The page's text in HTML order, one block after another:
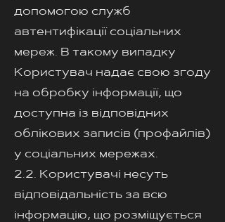
допомогою служб
автентифікації соціальних
мереж. В такому випадку
Користувач надає свою згоду
на обробку інформації, що
доступна із відповідних
облікових записів (профайлів)
у соціальних мережах.
2.2. Користувачі несуть
відповідальність за всю
інформацію, що розміщується